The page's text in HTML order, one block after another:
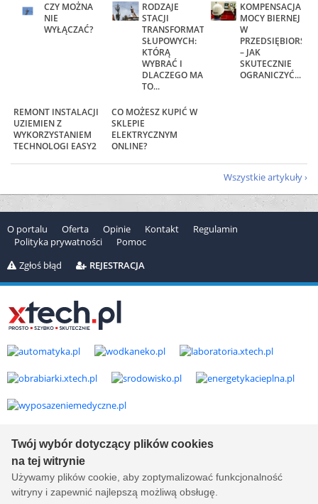
Twój wybór dotyczący plików cookies
na tej witrynie
Używamy plików cookie, aby zoptymalizować funkcjonalność
witryny i zapewnić najlepszą możliwą obsługę.
REMONT INSTALACJI
UZIEMIEN Z
WYKORZYSTANIEM
TECHNOLOGI EASY2
CZY MOŻNA
NIE
WYŁĄCZAĆ?
RODZAJE
STACJI
TRANSFORMATOROWYCH
SŁUPOWYCH:
KTÓRĄ
WYBRAĆ I
DLACZEGO MA
TO...
CO MOŻESZ KUPIĆ W
SKLEPIE
ELEKTRYCZNYM
ONLINE?
KOMPENSACJA
MOCY BIERNEJ
W
– JAK
SKUTECZNIE
OGRANICZYĆ...
Wszystkie artykuły
O portalu Oferta Opinie Kontakt
Regulamin
Polityka prywatności
Pomoc
Zgłoś błąd
REJESTRACJA
Copyright © 2000-2026 byxtech.plSerwisy branżowe Sp. z o.o.
Wszelkie prawa zastrzeżone. Ver. 1.78.0.8114
Created by:it.xtech.pl - Software House dla MŚP